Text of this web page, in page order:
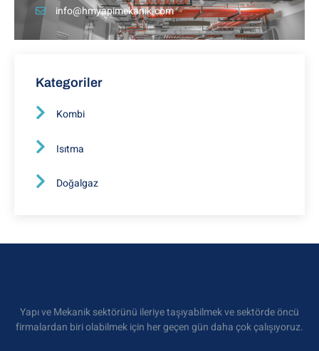
info@hmyapimekanik.com
Kategoriler
Kombi
Isıtma
Doğalgaz
Yapı ve Mekanik sektörünü ileriye taşıyabilmek ve sektörde öncü
firmalardan biri olabilmek için her geçen gün daha çok çalışıyoruz.